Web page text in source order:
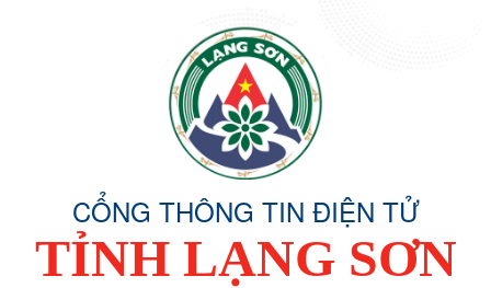
CỔNG THÔNG TIN ĐIỆN TỬ
TỈNH LẠNG SƠN